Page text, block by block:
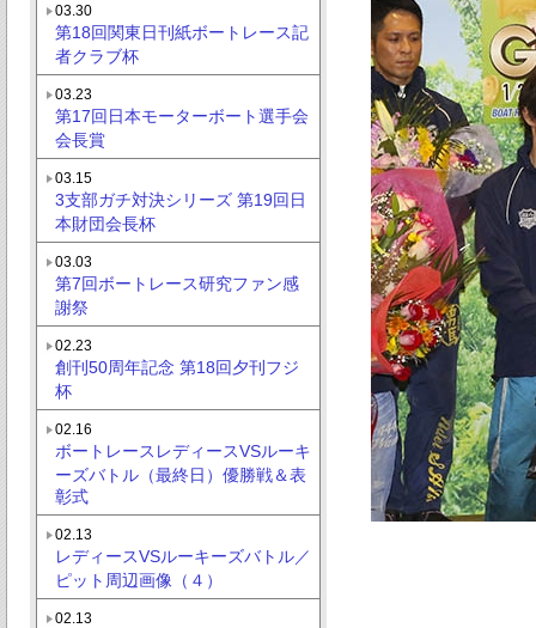
03.30
第18回関東日刊紙ボートレース記
者クラブ杯
03.23
第17回日本モーターボート選手会
会長賞
03.15
3支部ガチ対決シリーズ 第19回日
本財団会長杯
03.03
第7回ボートレース研究ファン感
謝祭
02.23
創刊50周年記念 第18回夕刊フジ
杯
02.16
ボートレースレディースVSルーキ
ーズバトル（最終日）優勝戦＆表
彰式
02.13
レディースVSルーキーズバトル／
ピット周辺画像（４）
02.13